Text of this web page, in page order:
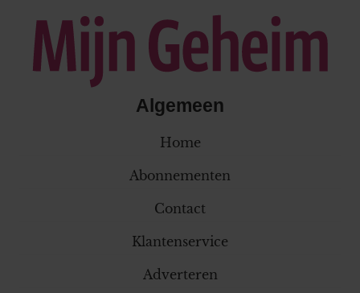
Algemeen
Home
Abonnementen
Contact
Klantenservice
Adverteren